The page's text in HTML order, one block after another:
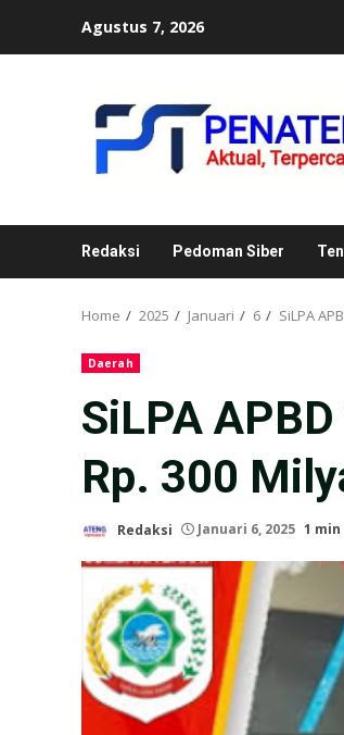
Agustus 7, 2026
Redaksi Pedoman Siber
Home 2025 Januari 6 SiLPA
Daerah
SiLPA
Rp. 300
Redaksi Januari 6, 2025 1